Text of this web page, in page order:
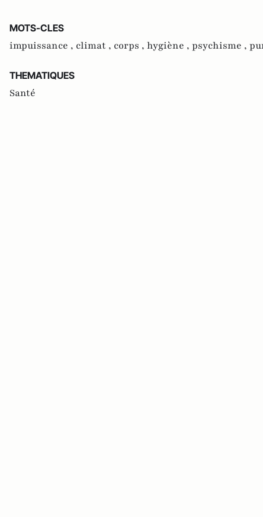
MOTS-CLES
impuissance , climat , corps , hygiène , psychisme ,
THEMATIQUES
Santé